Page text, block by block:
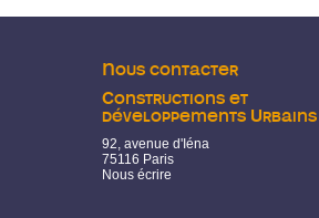
Nous contacter
Constructions et
développements Urbains
92, avenue d'Iéna
75116 Paris
Nous écrire